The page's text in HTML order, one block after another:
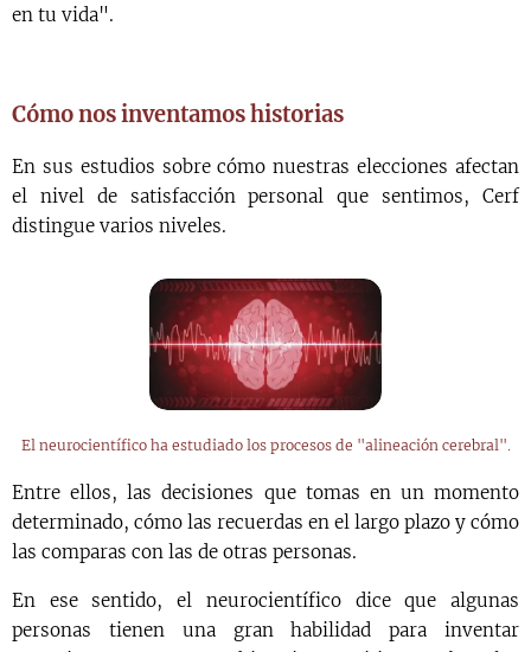
en tu vida".
Cómo nos inventamos historias
En sus estudios sobre cómo nuestras elecciones afectan
el nivel de satisfacción personal que sentimos, Cerf
distingue varios niveles.
El neurocientífico ha estudiado los procesos de "alineación cerebral".
Entre ellos, las decisiones que tomas en un momento
determinado, cómo las recuerdas en el largo plazo y cómo
las comparas con las de otras personas.
En ese sentido, el neurocientífico dice que algunas
personas tienen una gran habilidad para inventar